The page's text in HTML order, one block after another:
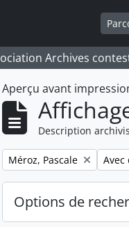
Archives
Aperçu avant
Description
Remove filter:
Méroz, Pascale
Options de